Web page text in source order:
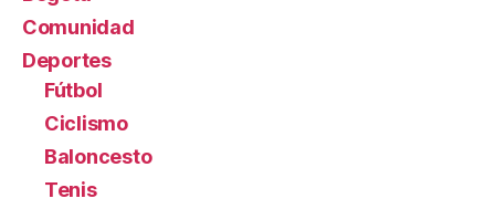
Comunidad
Deportes
Fútbol
Ciclismo
Baloncesto
Tenis